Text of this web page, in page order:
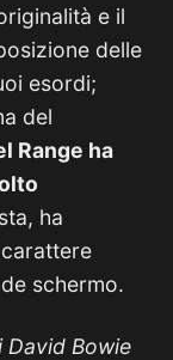
e il
delle
esordi;
del
Range ha
ha
schermo.
David Bowie